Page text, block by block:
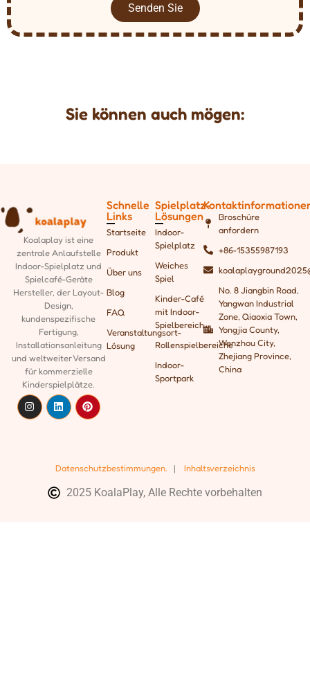
Senden Sie
Sie können auch mögen:
Koalaplay ist eine
zentrale Anlaufstelle
Indoor-Spielplatz und
Spielcafé-Geräte
Hersteller, der Layout-
Design,
kundenspezifische
Fertigung,
Installationsanleitung
und weltweiter Versand
für kommerzielle
Kinderspielplätze.
Schnelle
Links
Startseite
Produkt
Über uns
Blog
FAQ
Veranstaltungsort-
Lösung
Spielplatz-
Lösungen
Indoor-
Spielplatz
Weiches
Spiel
Kinder-Café
mit Indoor-
Spielbereich
Rollenspielbereiche
Indoor-
Sportpark
Broschüre
anfordern
+86-15355987193
No. 8 Jiangbin Road,
Yangwan Industrial
Zone, Qiaoxia Town,
Yongjia County,
Wenzhou City,
Zhejiang Province,
China
Datenschutzbestimmungen. | Inhaltsverzeichnis
2025 KoalaPlay, Alle Rechte vorbehalten